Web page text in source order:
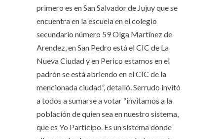
primero es en San Salvador de Jujuy que se
encuentra en la escuela en el colegio
secundario número 59 Olga Martínez de
Arendez, en San Pedro está el CIC de La
Nueva Ciudad y en Perico estamos en el
padrón se está abriendo en el CIC de la
mencionada ciudad”, detalló. Serrudo invitó
a todos a sumarse a votar “invitamos a la
población de quien sea en nuestro sistema,
que es Yo Participo. Es un sistema donde